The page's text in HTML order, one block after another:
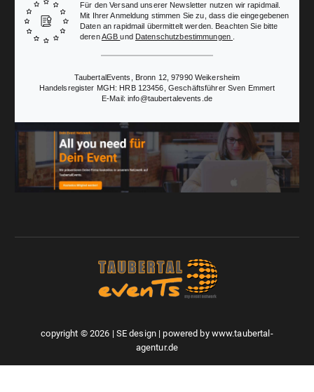
Für den Versand unserer Newsletter nutzen wir rapidmail.
Mit Ihrer Anmeldung stimmen Sie zu, dass die eingegebenen
Daten an rapidmail übermittelt werden. Beachten Sie bitte
derenAGBund Datenschutzbestimmungen .
TaubertalEvents, Bronn 12, 97990 Weikersheim
Handelsregister MGH: HRB 123456, Geschäftsführer Sven Emmert
E-Mail: info@taubertalevents.de
copyright © 2026 | SE design | powered by www.taubertal-
agentur.de